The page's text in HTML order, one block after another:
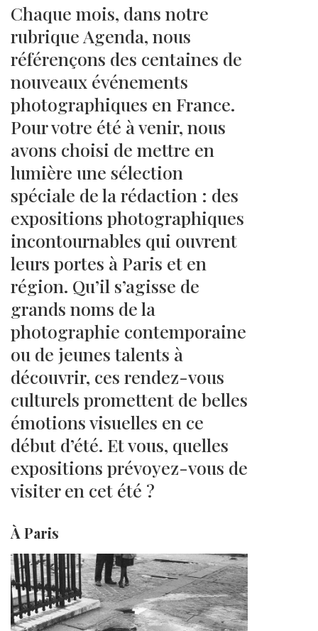
Chaque mois, dans notre
rubrique Agenda, nous
référençons des centaines de
nouveaux événements
photographiques en France.
Pour votre été à venir, nous
avons choisi de mettre en
lumière une sélection
spéciale de la rédaction : des
expositions photographiques
incontournables qui ouvrent
leurs portes à Paris et en
région. Qu’il s’agisse de
grands noms de la
photographie contemporaine
ou de jeunes talents à
découvrir, ces rendez-vous
culturels promettent de belles
émotions visuelles en ce
début d’été. Et vous, quelles
expositions prévoyez-vous de
visiter en cet été ?
À Paris